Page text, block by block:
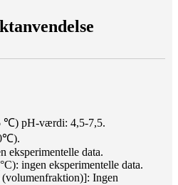
℃) pH-værdi: 4,5-7,5.
eksperimentelle data.
ingen eksperimentelle data.
Ingen